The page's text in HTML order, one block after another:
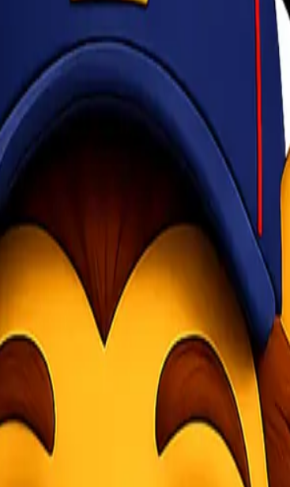
dikirim. Consignee bisa berupa individu,